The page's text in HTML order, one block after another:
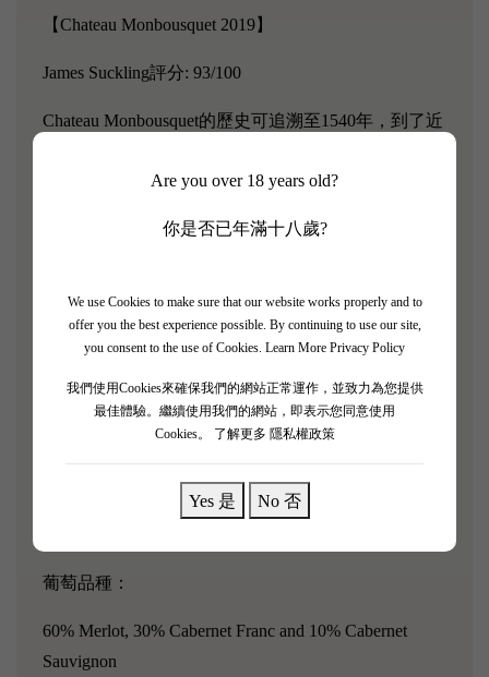
Are you over 18 years old?
你是否已年滿十八歲?
We use Cookies to make sure that our website works properly and to
offer you the best experience possible. By continuing to use our site,
you consent to the use of Cookies. Learn More Privacy Policy
我們使用Cookies來確保我們的網站正常運作，並致力為您提供
最佳體驗。繼續使用我們的網站，即表示您同意使用
Cookies。
了解更多 隱私權政策
Yes 是 No 否
【Chateau Monbousquet 2019】
James Suckling評分: 93/100
Chateau Monbousquet的歷史可追溯至1540年，到了近
Pavie-Decesse等多家著名酒莊的Gerard Perse買下。出
爾多名莊，甚至砸下重金大刀對莊園進行改革，甚至
Chateau Monbousquet的品質和釀酒工藝得到顯著的提
升，令其能在2006年列級至Saint-EmilionGrand Cru
2019 年Monbousquet 散發著成熟櫻桃、無花果果醬、
甜土氣息、丁香和其他溫暖香料的香氣，這是一款酒
富，具有強勁的果味，並以大量的香氣為基礎。粉
葡萄品種：
60% Merlot, 30% Cabernet Franc and 10% Cabernet
Sauvignon